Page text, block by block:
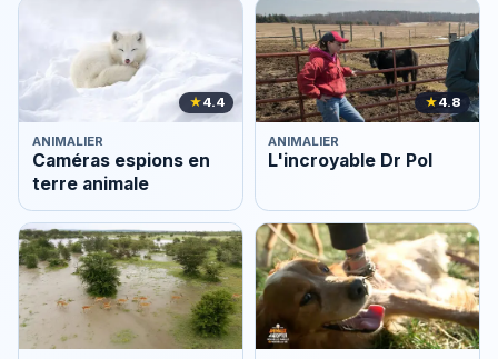
★4.4
ANIMALIER
Caméras espions en
terre animale
★4.8
ANIMALIER
L'incroyable Dr Pol